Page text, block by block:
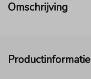
Omschrijving
Productinformatie